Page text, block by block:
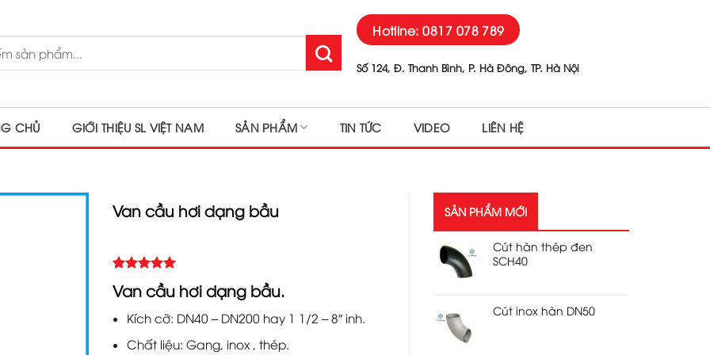
Hotline: 0817 078 789
Số 124, Đ. Thanh Bình, P. Hà Đông, TP. Hà Nội
CHỦ GIỚI THIỆU SL VIỆT NAM SẢN PHẨM TIN TỨC VIDEO LIÊN HỆ
Van cầu hơi dạng bầu
5.00
out of 5
customer
Van cầu hơi dạng bầu.
Kích cỡ: DN40 – DN200 hay 1 1/2 – 8″ inh.
Chất liệu: Gang, inox , thép.
SẢN PHẨM MỚI
Cút hàn thép đen
SCH40
Cút inox hàn DN50